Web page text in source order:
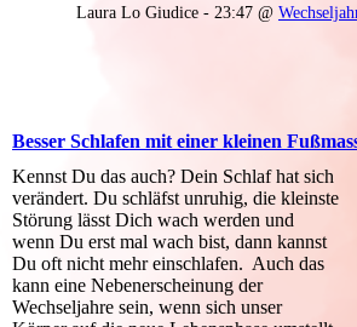
Laura Lo Giudice - 23:47 @
Besser Schlafen mit einer kleinen
Kennst Du das auch? Dein Schlaf hat sich
verändert. Du schläfst unruhig, die kleinste
Störung lässt Dich wach werden und
wenn Du erst mal wach bist, dann kannst
Du oft nicht mehr einschlafen. Auch das
kann eine Nebenerscheinung der
Wechseljahre sein, wenn sich unser